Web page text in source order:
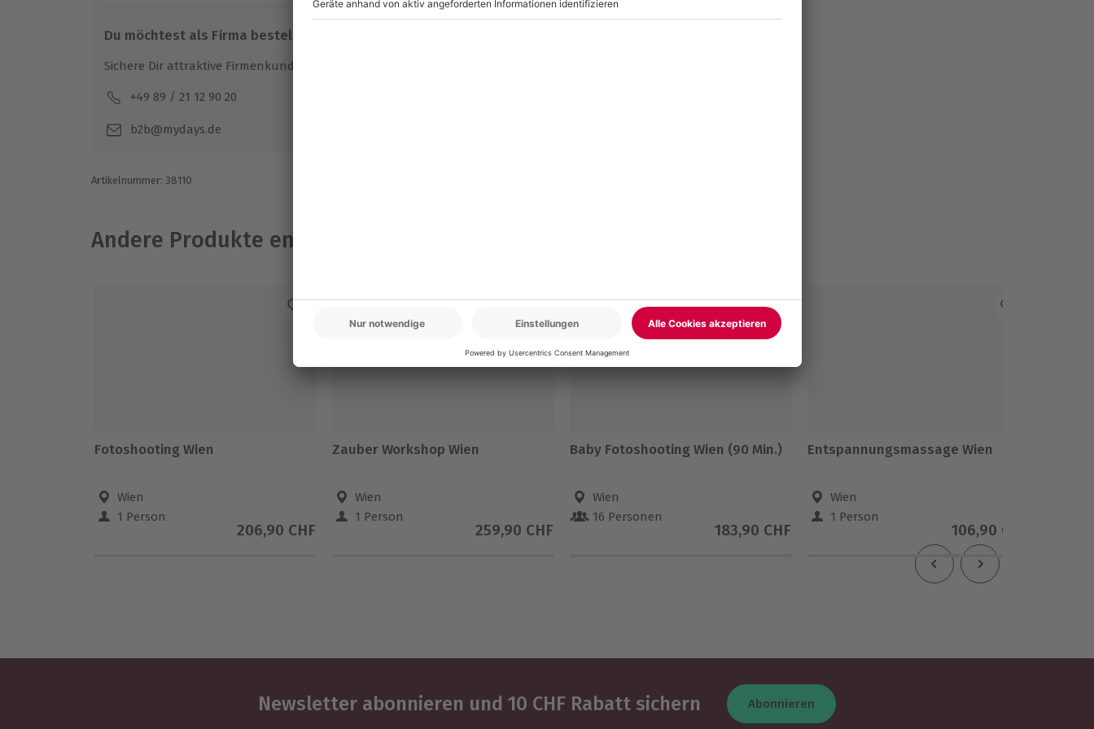
Du möchtest als Firma bestellen?
Sichere Dir attraktive Firmenkunden Vorteile.
+49 89 / 21 12 90 20
b2b@mydays.de
Artikelnummer: 38110
Andere Produkte entdecken
Fotoshooting Wien
Wien
1 Person
206,90 CHF
Zauber Workshop Wien
Wien
1 Person
259,90 CHF
-15% CLUB DEAL
Baby Fotoshooting Wien (90 Min.)
Wien
16 Personen
183,90 CHF
Entspannungsmassage Wien
Wien
1 Person
106,90 CHF
Newsletter abonnieren und 10 CHF Rabatt sichern Abonnieren